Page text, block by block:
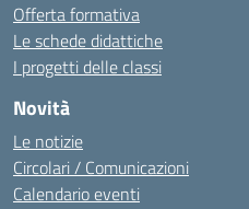
Offerta formativa
Le schede didattiche
I progetti delle classi
Novità
Le notizie
Circolari / Comunicazioni
Calendario eventi